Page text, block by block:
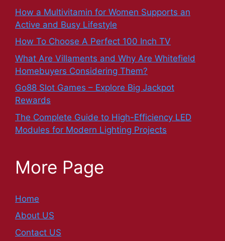
How a Multivitamin for Women Supports an
Active and Busy Lifestyle
How To Choose A Perfect 100 Inch TV
What Are Villaments and Why Are Whitefield
Homebuyers Considering Them?
Go88 Slot Games – Explore Big Jackpot
Rewards
The Complete Guide to High-Efficiency LED
Modules for Modern Lighting Projects
More Page
Home
About US
Contact US